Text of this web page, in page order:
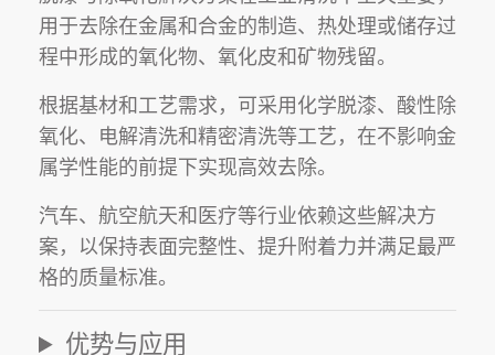
用于去除在金属和合金的制造、 热处理或储存过
程中形成的氧化物、 氧化皮和矿物残留。
根据基材和工艺需求，可采用化学脱漆、 酸性除
氧化、 电解清洗和精密清洗等工艺，在不影响金
属学性能的前提下实现高效去除。
汽车、 航空航天和医疗等行业依赖这些解决方
案，以保持表面完整性、提升附着力并满足最严
格的质量标准。
优势与应用